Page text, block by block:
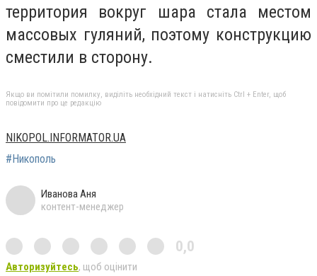
территория вокруг шара стала местом
массовых гуляний, поэтому конструкцию
сместили в сторону.
Якщо ви помітили помилку, виділіть необхідний текст і натисніть Ctrl + Enter, щоб
повідомити про це редакцію
NIKOPOL.INFORMATOR.UA
#Никополь
Иванова Аня
контент-менеджер
0,0
Авторизуйтесь, щоб оцінити